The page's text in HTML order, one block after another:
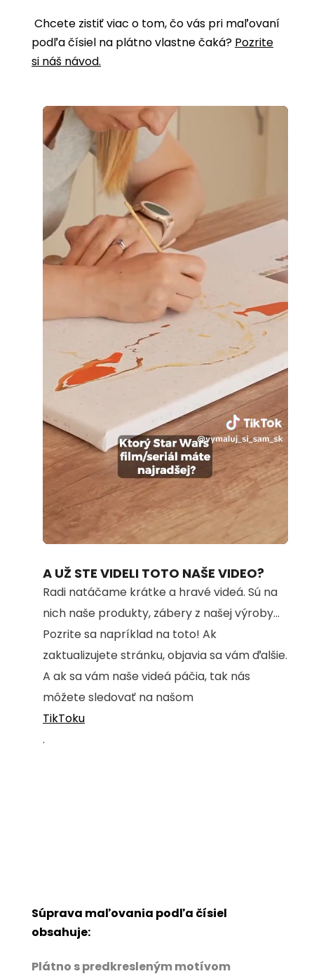
Chcete zistiť viac o tom, čo vás pri maľovaní
podľa čísiel na plátno vlastne čaká? Pozrite
si náš návod.
100.00%
A UŽ STE VIDELI TOTO NAŠE VIDEO?
Radi natáčame krátke a hravé videá. Sú na
nich naše produkty, zábery z našej výroby...
Pozrite sa napríklad na toto! Ak
zaktualizujete stránku, objavia sa vám ďalšie.
A ak sa vám naše videá páčia, tak nás
môžete sledovať na našom
TikToku
.
Súprava maľovania podľa čísiel
obsahuje:
Plátno s predkresleným motívom